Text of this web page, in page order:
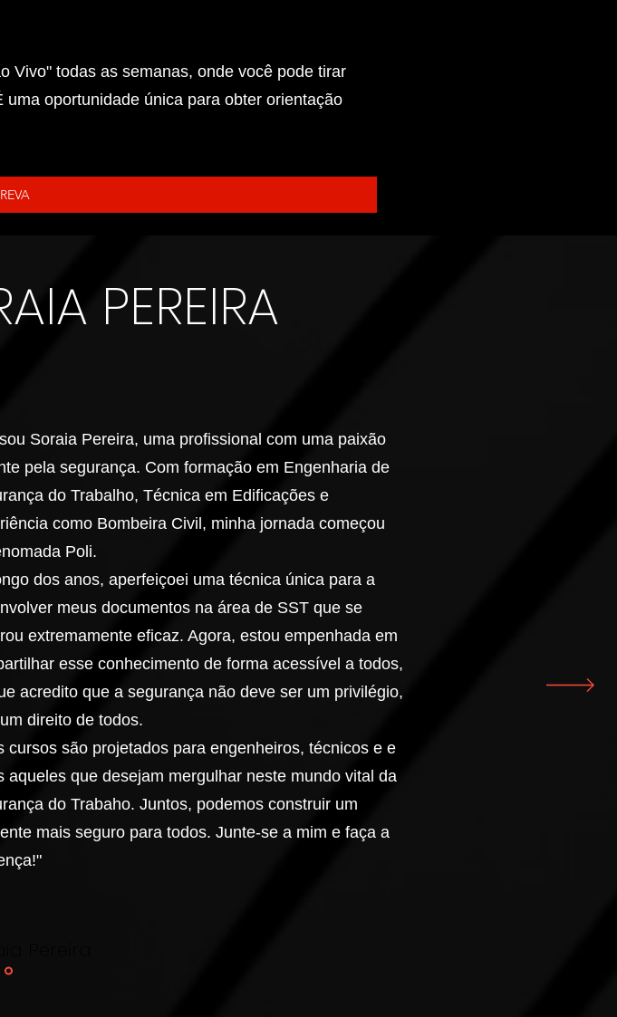
Vivo" todas as semanas, onde você pode tirar
oportunidade única para obter orientação
PEREIRA
Soraia Pereira, uma profissional com uma paixão
pela segurança. Com formação em Engenharia de
do Trabalho, Técnica em Edificações e
como Bombeira Civil, minha jornada começou
Poli.
dos anos, aperfeiçoei uma técnica única para a
meus documentos na área de SST que se
extremamente eficaz. Agora, estou empenhada em
esse conhecimento de forma acessível a todos,
acredito que a segurança não deve ser um privilégio,
direito de todos.
cursos são projetados para engenheiros, técnicos e e
aqueles que desejam mergulhar neste mundo vital da
do Trabaho. Juntos, podemos construir um
mais seguro para todos. Junte-se a mim e faça a